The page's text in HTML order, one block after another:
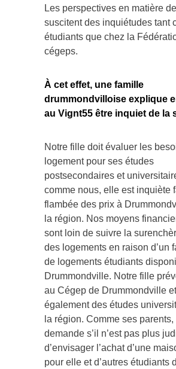
Les perspectives en matière
suscitent des inquiétudes tant
étudiants que chez la
cégeps.
À cet effet, une famille
drummondvilloise explique
au Vignt55 être inquiet de la
Notre fille doit évaluer les
logement pour ses études
postsecondaires et
comme nous, elle est inquiète
flambée des prix à
la région. Nos moyens
sont loin de suivre la
des logements en raison d’un
de logements étudiants
Drummondville. Notre fille
au Cégep de Drummondville
également des études
la région. Comme ses
demande s’il n’est pas plus
d’envisager l’achat d’une
pour elle et d’autres étudiants